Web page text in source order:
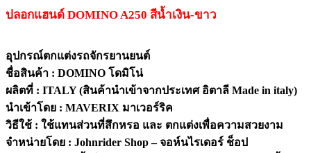
ปลอกแฮนด์ DOMINO A250 สีน้ำเงิน-ขาว
อุปกรณ์ตกแต่งรถจักรยานยนต์
ชื่อสินค้า : DOMINO โดมิโน่
ผลิตที่ : ITALY (สินค้านำเข้าจากประเทศ อิตาลี Made in italy)
นำเข้าโดย : MAVERIX มาเวอร์ริค
วิธีใช้ : ใช้แทนส่วนที่สึกหรอ และ ตกแต่งเพื่อความสวยงาม
จำหน่ายโดย : Johnrider Shop – จอห์นไรเดอร์ ช็อป